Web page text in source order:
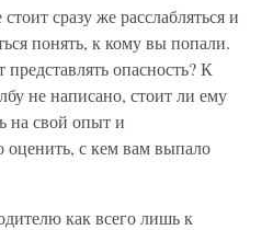
сразу же расслабляться и
понять, к кому вы попали.
опасность? К
не написано, стоит ли ему
на свой опыт и
оценить, с кем вам выпало
как всего лишь к